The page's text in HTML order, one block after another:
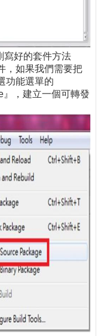
好的套件方法
，如果我們需要把
功能選單的
，建立一個可轉發